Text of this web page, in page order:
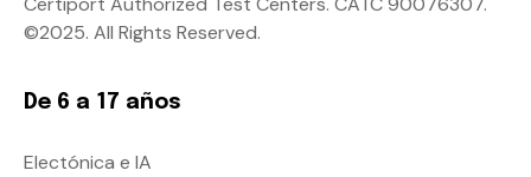
©2025. All Rights Reserved.
De 6 a 17 años
Electónica e IA